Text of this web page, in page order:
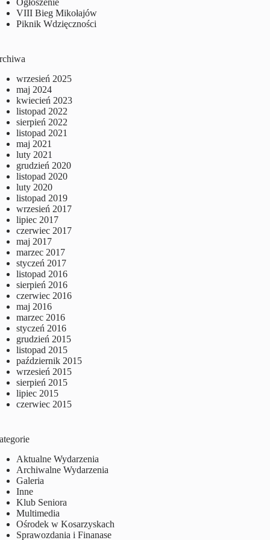
Ogłoszenie
VIII Bieg Mikołajów
Piknik Wdzięczności
wrzesień 2025
maj 2024
kwiecień 2023
listopad 2022
sierpień 2022
listopad 2021
maj 2021
luty 2021
grudzień 2020
listopad 2020
luty 2020
listopad 2019
wrzesień 2017
lipiec 2017
czerwiec 2017
maj 2017
marzec 2017
styczeń 2017
listopad 2016
sierpień 2016
czerwiec 2016
maj 2016
marzec 2016
styczeń 2016
grudzień 2015
listopad 2015
październik 2015
wrzesień 2015
sierpień 2015
lipiec 2015
czerwiec 2015
Aktualne Wydarzenia
Archiwalne Wydarzenia
Galeria
Inne
Klub Seniora
Multimedia
Ośrodek w Kosarzyskach
Sprawozdania i Finanase